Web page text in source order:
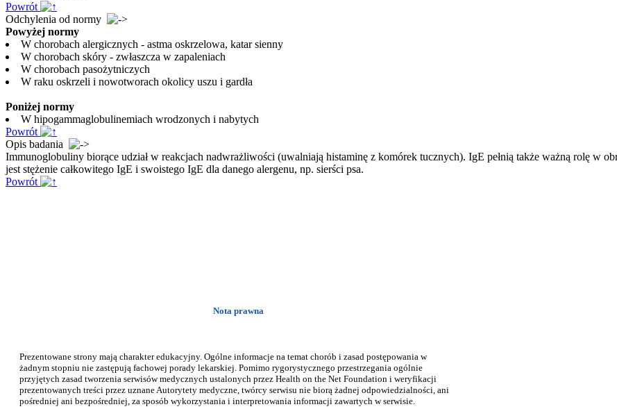
Powrót
Odchylenia od normy
Powyżej normy
W chorobach alergicznych - astma oskrzelowa, katar sienny
W chorobach skóry - zwłaszcza w zapaleniach
W chorobach pasożytniczych
W raku oskrzeli i nowotworach okolicy uszu i gardła
Poniżej normy
W hipogammaglobulinemiach wrodzonych i nabytych
Powrót
Opis badania
Immunoglobuliny biorące udział w reakcjach nadwrażliwości (uwalniają histaminę z komórek tucznych). IgE pełnią także ważną rolę w
jest stężenie całkowitego IgE i swoistego IgE dla danego alergenu, np. sierści psa.
Powrót
Nota prawna
Prezentowane strony mają charakter edukacyjny. Ogólne informacje na temat chorób i zasad postępowania w
żadnym stopniu nie zastępują fachowej porady lekarskiej. Pomimo rygorystycznego przestrzegania ogólnie
przyjętych zasad tworzenia serwisów medycznych ustalonych przez Health on the Net Foundation i weryfikacji
prezentowanych treści przez uznane Autorytety medyczne, twórcy serwisu nie biorą żadnej odpowiedzialności, ani
pośredniej ani bezpośredniej, za sposób wykorzystania i interpretowania informacji zawartych w serwisie.